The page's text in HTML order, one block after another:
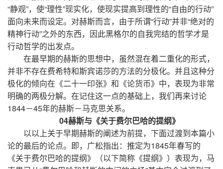
“静观”，使“理性”现实化，使现实提高到理性的“自由的行动”
面向未来而设定。对赫斯而言，由于所谓“行动”并非“绝对的
精神行动”之外的东西，因此黑格尔的自我完结的哲学才是
行动哲学的出发点。
在最早期的赫斯的思想中，虽然混在着二重化的形式，
并非不存在费希特和斯宾诺莎的方法的分极化。并且这种分
极化的倾向在《二十一印张》和《论货币》中，表现为非常
明确的两极分解。在记住这一点的基础上，我们再来讨论
1844－45年的赫斯－马克思关系。
04赫斯与《关于费尔巴哈的提纲》
以以上关于早期赫斯的阐述为前提，下面过渡到本篇小
论的最后的论点。即，广松指出：推定为1845年春写的
《关于费尔巴哈的提纲》（以下简称《提纲》）表现为，马